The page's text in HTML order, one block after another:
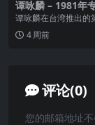
谭咏麟 – 1981年
望 Flac
谭咏麟在台湾推出的
辑《你的凝望》，该
首歌曲，其中一首粤...
4 周前
评论(0)
您的邮箱地址不